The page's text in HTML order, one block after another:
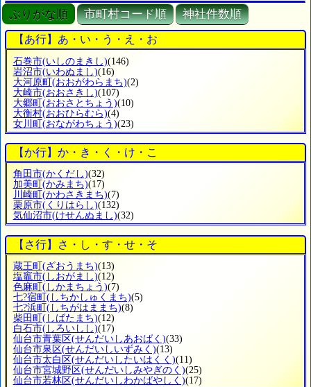
ぶりがな順 市町村コード順 神社件数順
【あ行】あ・い・う・え・お
石巻市(いしのまきし)(146)
岩沼市(いわぬまし)(16)
大河原町(おおがわらまち)(2)
大崎市(おおさきし)(107)
大郷町(おおさとちょう)(10)
大衡村(おおひらむら)(4)
女川町(おながわちょう)(23)
【か行】か・き・く・け・こ
角田市(かくだし)(32)
加美町 (かみまち)(17)
川崎町 (かわさきまち)(7)
栗原市(くりはらし)(132)
気仙沼市(けせんぬまし)(32)
【さ行】さ・し・す・せ・そ
蔵王町 (ざおうまち)(13)
塩竈市(しおがまし)(12)
色麻町 (しかまちょう)(7)
七?宿町 (しちかしゅくまち)(5)
七?浜町 (しちがはままち)(8)
柴田町 (しばたまち)(12)
白石市(しろいしし)(17)
仙台市青葉区(せんだいしあおばく)(33)
仙台市泉区(せんだいしいずみく)(13)
仙台市太白区(せんだいしたいはくく)(11)
仙台市宮城野区(せんだいしみやぎのく)(25)
仙台市若林区(せんだいしわかばやしく)(17)